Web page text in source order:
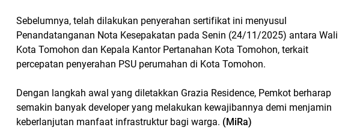
Sebelumnya, telah dilakukan penyerahan sertifikat ini menyusul
Penandatanganan Nota Kesepakatan pada Senin (24/11/2025) antara Wali
Kota Tomohon dan Kepala Kantor Pertanahan Kota Tomohon, terkait
percepatan penyerahan PSU perumahan di Kota Tomohon.
Dengan langkah awal yang diletakkan Grazia Residence, Pemkot berharap
semakin banyak developer yang melakukan kewajibannya demi menjamin
keberlanjutan manfaat infrastruktur bagi warga. (MiRa)